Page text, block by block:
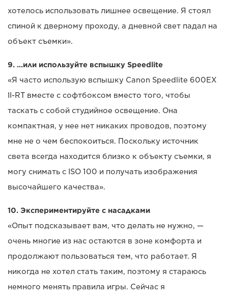
хотелось использовать лишнее освещение. Я стоял
спиной к дверному проходу, а дневной свет падал на
объект съемки».
9. ...или используйте вспышку Speedlite
«Я часто использую вспышку Canon Speedlite 600EX
II-RT вместе с софтбоксом вместо того, чтобы
таскать с собой студийное освещение. Она
компактная, у нее нет никаких проводов, поэтому
мне не о чем беспокоиться. Поскольку источник
света всегда находится близко к объекту съемки, я
могу снимать с ISO 100 и получать изображения
высочайшего качества».
10. Экспериментируйте с насадками
«Опыт подсказывает вам, что делать не нужно, —
очень многие из нас остаются в зоне комфорта и
продолжают пользоваться тем, что работает. Я
никогда не хотел стать таким, поэтому я стараюсь
немного менять правила игры. Сейчас я